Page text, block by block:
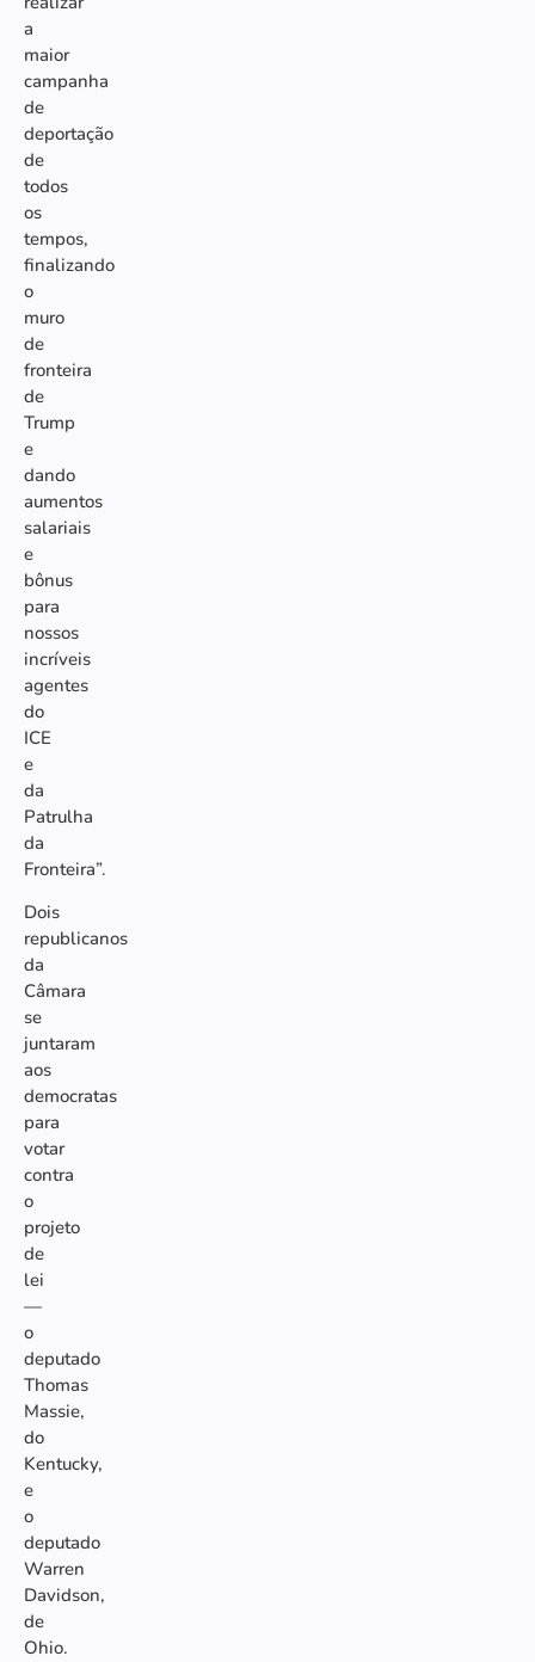
a
maior
campanha
de
deportação
de
todos
os
tempos,
finalizando
o
muro
de
fronteira
de
Trump
e
dando
aumentos
salariais
e
bônus
para
nossos
incríveis
agentes
do
ICE
e
da
Patrulha
da
Fronteira”.
Dois
republicanos
da
Câmara
se
juntaram
aos
democratas
para
votar
contra
o
projeto
de
lei
—
o
deputado
Thomas
Massie,
do
Kentucky,
e
o
deputado
Warren
Davidson,
de
Ohio.